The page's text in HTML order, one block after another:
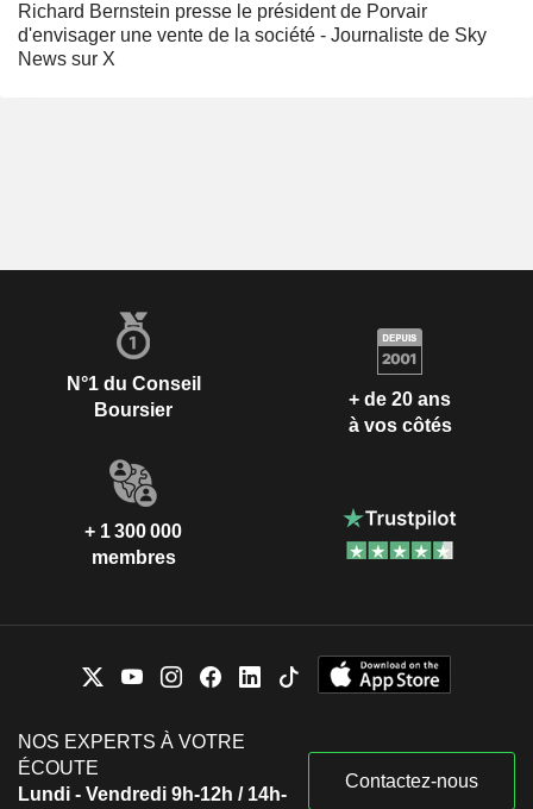
Richard Bernstein presse le président de Porvair
d'envisager une vente de la société - Journaliste de Sky
News sur X
N°1 du Conseil
Boursier
+ de 20 ans
à vos côtés
+ 1 300 000
membres
NOS EXPERTS À VOTRE
ÉCOUTE
Lundi - Vendredi 9h-12h / 14h-
Contactez-nous